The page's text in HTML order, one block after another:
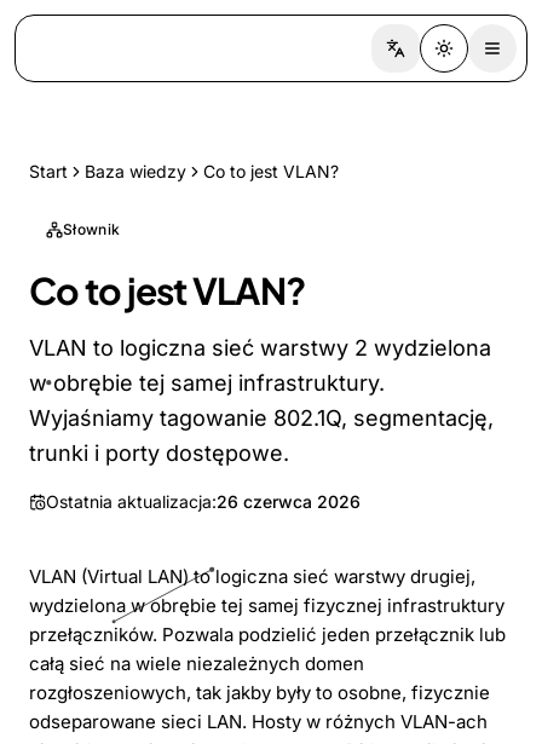
Switch language
Toggle
Start Baza wiedzy Co to jest VLAN?
Słownik
Co to jest VLAN?
VLAN to logiczna sieć warstwy 2 wydzielona
w obrębie tej samej infrastruktury.
Wyjaśniamy tagowanie 802.1Q, segmentację,
trunki i porty dostępowe.
Ostatnia aktualizacja:26 czerwca 2026
VLAN (Virtual LAN) to logiczna sieć warstwy drugiej,
wydzielona w obrębie tej samej fizycznej infrastruktury
przełączników. Pozwala podzielić jeden przełącznik lub
całą sieć na wiele niezależnych domen
rozgłoszeniowych, tak jakby były to osobne, fizycznie
odseparowane sieci LAN. Hosty w różnych VLAN-ach